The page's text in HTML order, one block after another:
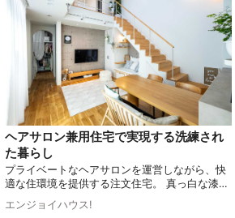
ヘアサロン兼用住宅で実現する洗練され
た暮らし
プライベートなヘアサロンを運営しながら、快
適な住環境を提供する注文住宅。 真っ白な漆喰
級感のあるデザインです。セカンドリビングと
エンジョイハウス!